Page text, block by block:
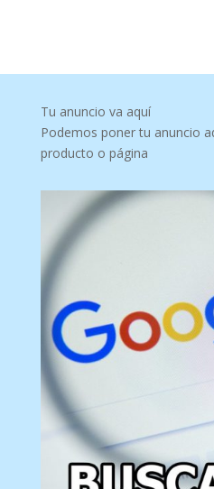
Tu anuncio va aquí
Podemos poner tu anuncio
producto o página